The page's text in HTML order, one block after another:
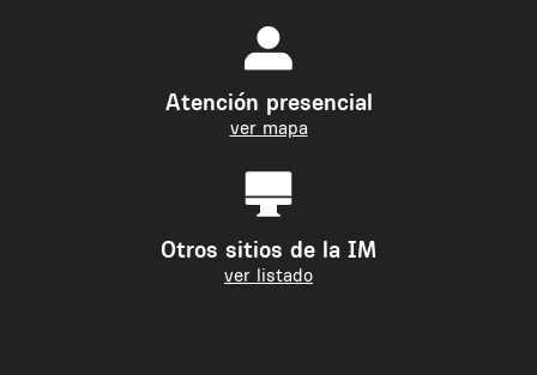
Atención presencial
ver mapa
Otros sitios de la IM
ver listado